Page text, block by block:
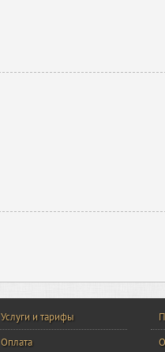
Услуги и тарифы
Оплата